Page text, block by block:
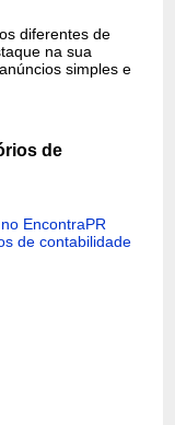
diferentes de
na sua
simples e
de
EncontraPR
de contabilidade